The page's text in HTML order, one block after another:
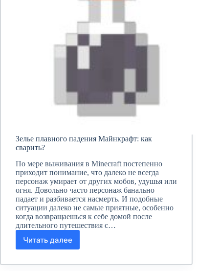
Зелье плавного падения Майнкрафт: как
сварить?
По мере выживания в Minecraft постепенно
приходит понимание, что далеко не всегда
персонаж умирает от других мобов, удушья или
огня. Довольно часто персонаж банально
падает и разбивается насмерть. И подобные
ситуации далеко не самые приятные, особенно
когда возвращаешься к себе домой после
длительного путешествия с…
Читать далее
Зелье
падения